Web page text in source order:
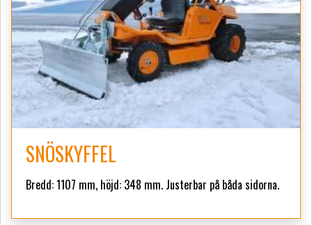
SNÖSKYFFEL
Bredd: 1107 mm, höjd: 348 mm. Justerbar på båda sidorna.